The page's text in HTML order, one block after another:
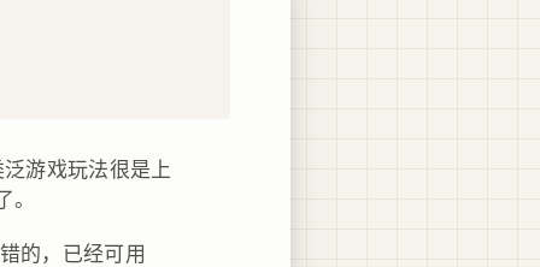
游戏玩法很是上
的，已经可用